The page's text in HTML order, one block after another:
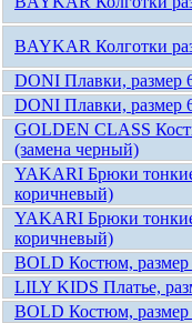
BAYKAR Колготки
DONI Плавки, размер
DONI Плавки, размер
GOLDEN CLASS
(замена черный)
YAKARI Брюки
коричневый)
YAKARI Брюки
коричневый)
BOLD Костюм, размер
LILY KIDS Платье,
BOLD Костюм, размер